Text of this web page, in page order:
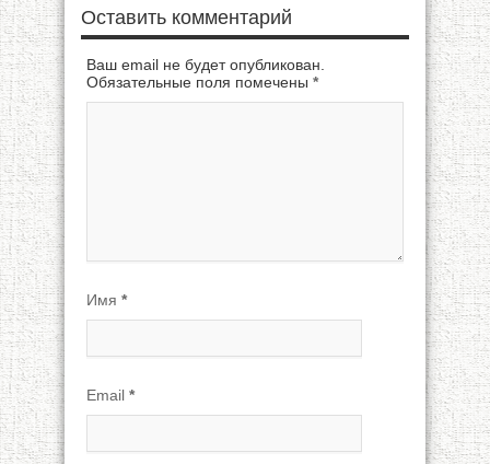
Оставить комментарий
Ваш email не будет опубликован.
Обязательные поля помечены *
Имя *
Email *